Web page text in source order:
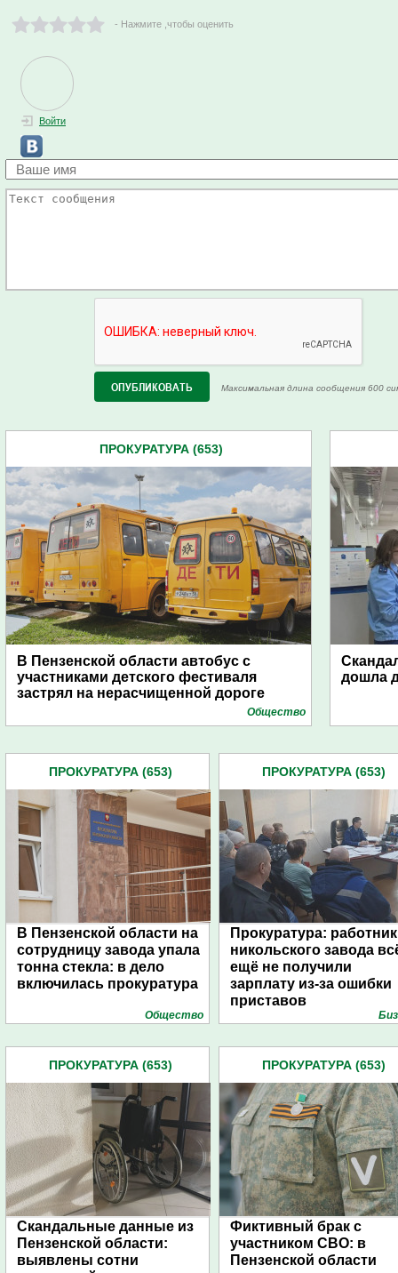
- Нажмите ,чтобы оценить
Войти
Максимальная длина сообщения 600
ПРОКУРАТУРА (653)
В Пензенской области автобус с
участниками детского фестиваля
застрял на нерасчищенной дороге
Общество
дошла
ПРОКУРАТУРА (653)
В Пензенской области на
сотрудницу завода упала
тонна стекла: в дело
включилась прокуратура
Общество
ПРОКУРАТУРА (653)
Прокуратура:
никольского завода
ещё не получили
зарплату из-за ошибки
приставов
ПРОКУРАТУРА (653)
Скандальные данные из
Пензенской области:
выявлены сотни
ПРОКУРАТУРА (653)
Фиктивный брак с
участником СВО: в
Пензенской области